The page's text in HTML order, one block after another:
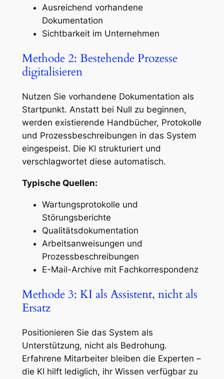
Ausreichend vorhandene
Dokumentation
Sichtbarkeit im Unternehmen
Methode 2: Bestehende Prozesse
digitalisieren
Nutzen Sie vorhandene Dokumentation als
Startpunkt. Anstatt bei Null zu beginnen,
werden existierende Handbücher, Protokolle
und Prozessbeschreibungen in das System
eingespeist. Die KI strukturiert und
verschlagwortet diese automatisch.
Typische Quellen:
Wartungsprotokolle und
Störungsberichte
Qualitätsdokumentation
Arbeitsanweisungen und
Prozessbeschreibungen
E-Mail-Archive mit Fachkorrespondenz
Methode 3: KI als Assistent, nicht als
Ersatz
Positionieren Sie das System als
Unterstützung, nicht als Bedrohung.
Erfahrene Mitarbeiter bleiben die Experten –
die KI hilft lediglich, ihr Wissen verfügbar zu